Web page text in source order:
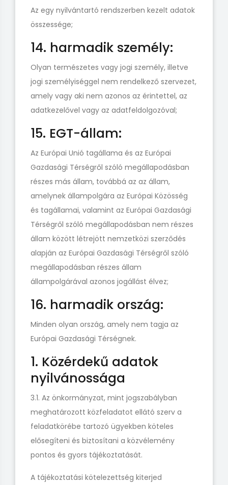
Az egy nyilvántartó rendszerben kezelt adatok
összessége;
14. harmadik személy:
Olyan természetes vagy jogi személy, illetve
jogi személyiséggel nem rendelkező szervezet,
amely vagy aki nem azonos az érintettel, az
adatkezelővel vagy az adatfeldolgozóval;
15. EGT-állam:
Az Európai Unió tagállama és az Európai
Gazdasági Térségről szóló megállapodásban
részes más állam, továbbá az az állam,
amelynek állampolgára az Európai Közösség
és tagállamai, valamint az Európai Gazdasági
Térségről szóló megállapodásban nem részes
állam között létrejött nemzetközi szerződés
alapján az Európai Gazdasági Térségről szóló
megállapodásban részes állam
állampolgárával azonos jogállást élvez;
16. harmadik ország:
Minden olyan ország, amely nem tagja az
Európai Gazdasági Térségnek.
1. Közérdekű adatok
nyilvánossága
3.1. Az önkormányzat, mint jogszabályban
meghatározott közfeladatot ellátó szerv a
feladatkörébe tartozó ügyekben köteles
elősegíteni és biztosítani a közvélemény
pontos és gyors tájékoztatását.
A tájékoztatási kötelezettség kiterjed